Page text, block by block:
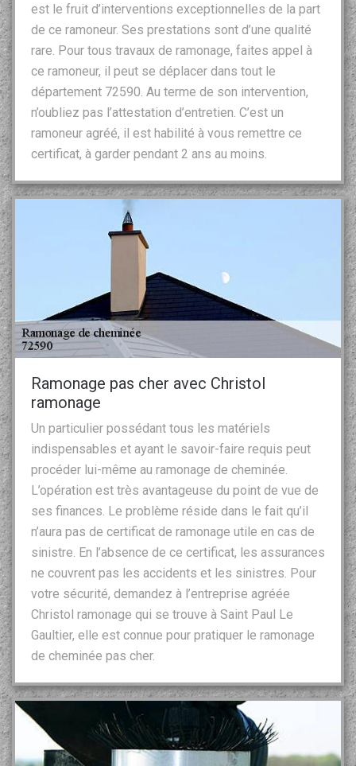
est le fruit d’interventions exceptionnelles de la part
de ce ramoneur. Ses prestations sont d’une qualité
rare. Pour tous travaux de ramonage, faites appel à
ce ramoneur, il peut se déplacer dans tout le
département 72590. Au terme de son intervention,
n’oubliez pas l’attestation d’entretien. C’est un
ramoneur agréé, il est habilité à vous remettre ce
certificat, à garder pendant 2 ans au moins.
Ramonage pas cher avec Christol
ramonage
Un particulier possédant tous les matériels
indispensables et ayant le savoir-faire requis peut
procéder lui-même au ramonage de cheminée.
L’opération est très avantageuse du point de vue de
ses finances. Le problème réside dans le fait qu’il
n’aura pas de certificat de ramonage utile en cas de
sinistre. En l’absence de ce certificat, les assurances
ne couvrent pas les accidents et les sinistres. Pour
votre sécurité, demandez à l’entreprise agréée
Christol ramonage qui se trouve à Saint Paul Le
Gaultier, elle est connue pour pratiquer le ramonage
de cheminée pas cher.